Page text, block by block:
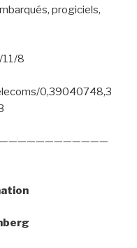
progiciels,
11/8
0,39040748,3